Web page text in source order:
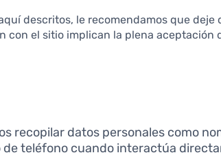
descritos, le recomendamos que deje
con el sitio implican la plena aceptación
recopilar datos personales como
teléfono cuando interactúa